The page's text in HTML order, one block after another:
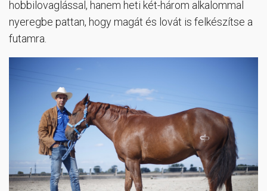
hobbilovaglással, hanem heti két-három alkalommal
nyeregbe pattan, hogy magát és lovát is felkészítse a
futamra.